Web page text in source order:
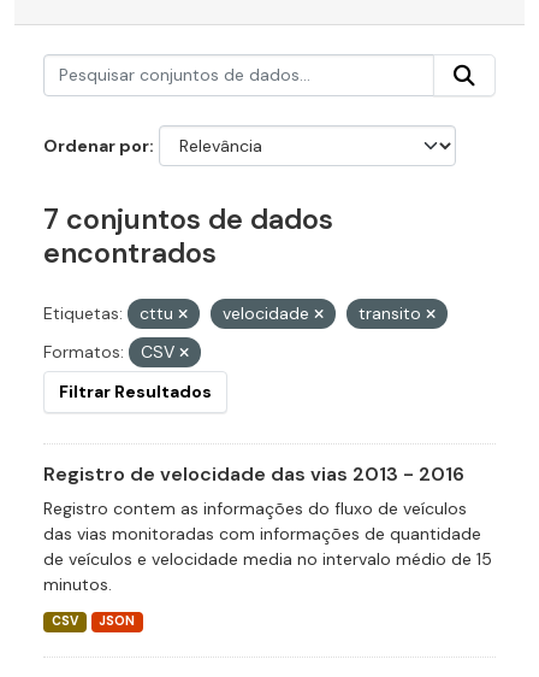
Ordenar por
7 conjuntos de dados
encontrados
Etiquetas: cttu velocidade
transito
Formatos:
CSV
Filtrar Resultados
Registro de velocidade das vias 2013 - 2016
Registro contem as informações do fluxo de veículos
das vias monitoradas com informações de quantidade
de veículos e velocidade media no intervalo médio de 15
minutos.
CSV JSON